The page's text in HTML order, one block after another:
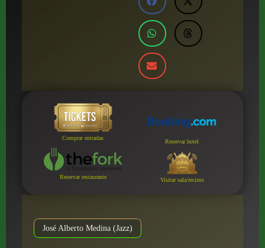
Comprar entradas
Reservar hotel
Reservar restaurante Visitar sala/recinto
José Alberto Medina (Jazz)